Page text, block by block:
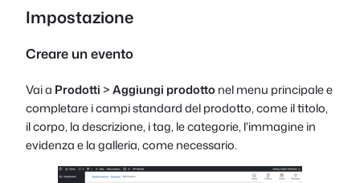
Impostazione
Creare un evento
Vai a Prodotti>Aggiungi prodottonel menu principale e
completare i campi standard del prodotto, come il titolo,
il corpo, la descrizione, i tag, le categorie, l'immagine in
evidenza e la galleria, come necessario.